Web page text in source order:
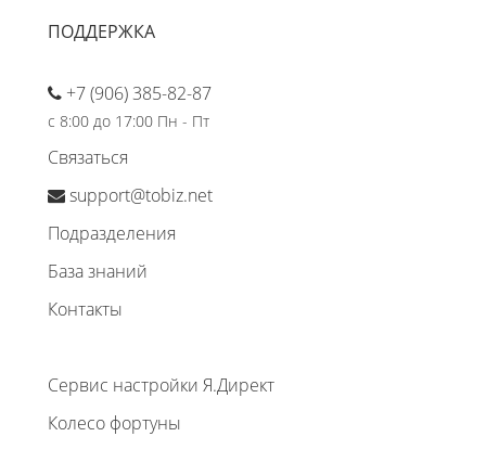
ПОДДЕРЖКА
+7 (906) 385-82-87
с 8:00 до 17:00 Пн - Пт
Связаться
support@tobiz.net
Подразделения
База знаний
Контакты
Сервис настройки Я.Директ
Колесо фортуны